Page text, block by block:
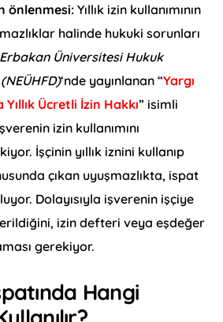
önlenmesi:Yıllık izin kullanımının
halinde hukuki sorunları
Üniversitesi Hukuk
‘nde yayınlanan “Yargı
Yıllık Ücretli İzin Hakkı” isimli
izin kullanımını
İşçinin yıllık iznini kullanıp
çıkan uyuşmazlıkta, ispat
Dolayısıyla işverenin işçiye
izin defteri veya eşdeğer
gerekiyor.
Hangi